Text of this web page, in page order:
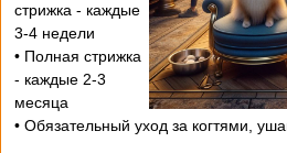
стрижка - каждые
3-4 недели
• Полная стрижка
- каждые 2-3
месяца
• Обязательный уход за когтями,